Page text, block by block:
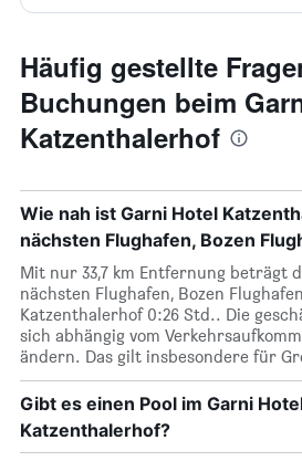
Häufig gestellte
Buchungen beim
Katzenthalerhof
Wie nah ist Garni Hotel
nächsten Flughafen, Bozen
Mit nur 33,7 km Entfernung beträgt
nächsten Flughafen, Bozen
Katzenthalerhof 0:26 Std.. Die
sich abhängig vom
ändern. Das gilt insbesondere für
Gibt es einen Pool im Garni
Katzenthalerhof?